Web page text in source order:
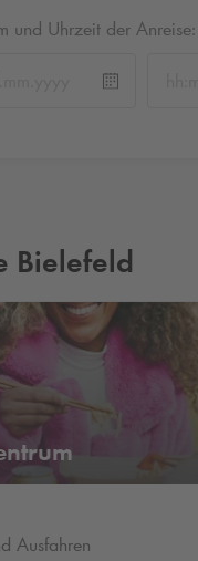
und Uhrzeit der Anreise:
Bielefeld
Ausfahren